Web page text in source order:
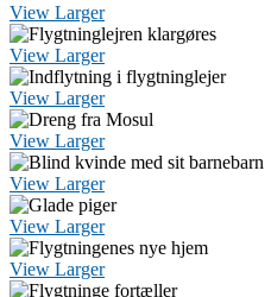
View Larger
View Larger
View Larger
View Larger
View Larger
View Larger
View Larger